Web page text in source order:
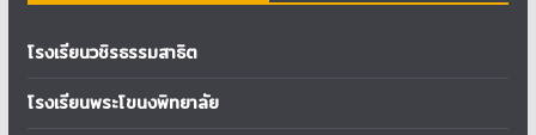
โรงเรียนวชิรธรรมสาธิต
โรงเรียนพระโขนงพิทยาลัย